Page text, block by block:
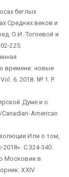
беглых
Средних веков и
О.И. Тогоевой и
225.
времени: новые
6. 2018. № 1. P.
Думе и о
American
Или о том,
С.324-340.
Московии в
ХХIV